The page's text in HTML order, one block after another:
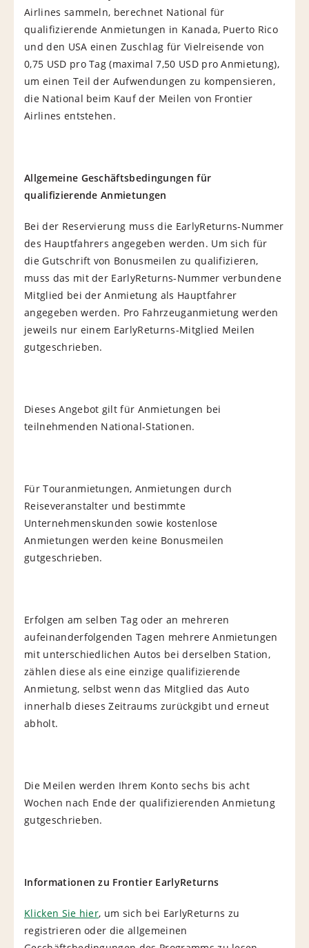
Airlines sammeln, berechnet National für
qualifizierende Anmietungen in Kanada, Puerto Rico
und den USA einen Zuschlag für Vielreisende von
0,75 USD pro Tag (maximal 7,50 USD pro Anmietung),
um einen Teil der Aufwendungen zu kompensieren,
die National beim Kauf der Meilen von Frontier
Airlines entstehen.
Allgemeine Geschäftsbedingungen für
qualifizierende Anmietungen
Bei der Reservierung muss die EarlyReturns-Nummer
des Hauptfahrers angegeben werden. Um sich für
die Gutschrift von Bonusmeilen zu qualifizieren,
muss das mit der EarlyReturns-Nummer verbundene
Mitglied bei der Anmietung als Hauptfahrer
angegeben werden. Pro Fahrzeuganmietung werden
jeweils nur einem EarlyReturns-Mitglied Meilen
gutgeschrieben.
Dieses Angebot gilt für Anmietungen bei
teilnehmenden National-Stationen.
Für Touranmietungen, Anmietungen durch
Reiseveranstalter und bestimmte
Unternehmenskunden sowie kostenlose
Anmietungen werden keine Bonusmeilen
gutgeschrieben.
Erfolgen am selben Tag oder an mehreren
aufeinanderfolgenden Tagen mehrere Anmietungen
mit unterschiedlichen Autos bei derselben Station,
zählen diese als eine einzige qualifizierende
Anmietung, selbst wenn das Mitglied das Auto
innerhalb dieses Zeitraums zurückgibt und erneut
abholt.
Die Meilen werden Ihrem Konto sechs bis acht
Wochen nach Ende der qualifizierenden Anmietung
gutgeschrieben.
Informationen zu Frontier EarlyReturns
Klicken Sie hier, um sich bei EarlyReturns zu
registrieren oder die allgemeinen